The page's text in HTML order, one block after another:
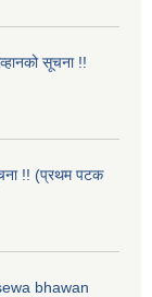
सूचना !!
!! (प्रथम पटक
bhawan